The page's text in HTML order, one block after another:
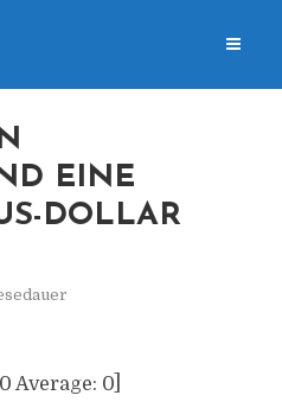
EINE
DOLLAR
0 Average: 0]